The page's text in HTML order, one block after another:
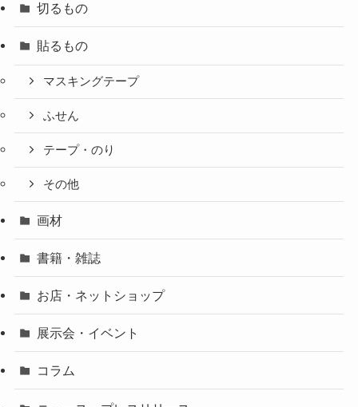
切るもの
貼るもの
マスキングテープ
ふせん
テープ・のり
その他
画材
書籍・雑誌
お店・ネットショップ
展示会・イベント
コラム